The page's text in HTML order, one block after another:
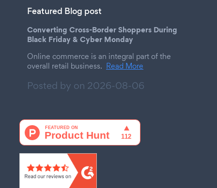
Featured Blog post
Converting Cross-Border Shoppers During
Black Friday & Cyber Monday
Online commerce is an integral part of the
overall retail business. Read More
Posted by on 2026-08-06